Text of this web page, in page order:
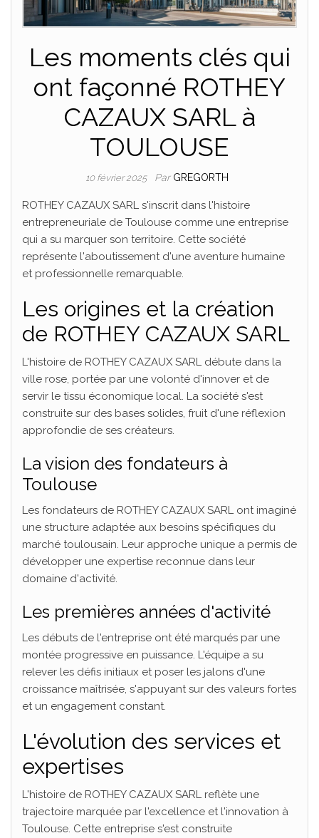
Les moments clés qui
ont façonné ROTHEY
CAZAUX SARL à
TOULOUSE
10 février 2025 Par GREGORTH
ROTHEY CAZAUX SARL s'inscrit dans l'histoire
entrepreneuriale de Toulouse comme une entreprise
qui a su marquer son territoire. Cette société
représente l'aboutissement d'une aventure humaine
et professionnelle remarquable.
Les origines et la création
de ROTHEY CAZAUX SARL
L'histoire de ROTHEY CAZAUX SARL débute dans la
ville rose, portée par une volonté d'innover et de
servir le tissu économique local. La société s'est
construite sur des bases solides, fruit d'une réflexion
approfondie de ses créateurs.
La vision des fondateurs à
Toulouse
Les fondateurs de ROTHEY CAZAUX SARL ont imaginé
une structure adaptée aux besoins spécifiques du
marché toulousain. Leur approche unique a permis de
développer une expertise reconnue dans leur
domaine d'activité.
Les premières années d'activité
Les débuts de l'entreprise ont été marqués par une
montée progressive en puissance. L'équipe a su
relever les défis initiaux et poser les jalons d'une
croissance maîtrisée, s'appuyant sur des valeurs fortes
et un engagement constant.
L'évolution des services et
expertises
L'histoire de ROTHEY CAZAUX SARL reflète une
trajectoire marquée par l'excellence et l'innovation à
Toulouse. Cette entreprise s'est construite